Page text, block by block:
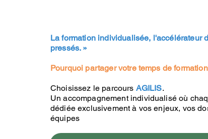
La formation individualisée, l'accélérateur
pressés. »
Pourquoi partager votre temps de
Choisissez le parcours AGILIS.
Un accompagnement individualisé où
dédiée exclusivement à vos enjeux, vos
équipes